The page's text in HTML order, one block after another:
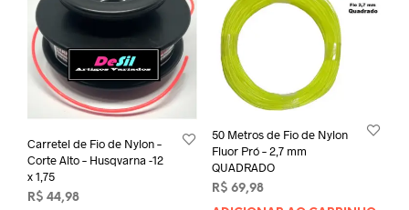
Carretel de Fio de Nylon –
Corte Alto – Husqvarna -12
x 1,75
R$ 44,98
50 Metros de Fio de Nylon
Fluor Pró – 2,7 mm
QUADRADO
R$ 69,98